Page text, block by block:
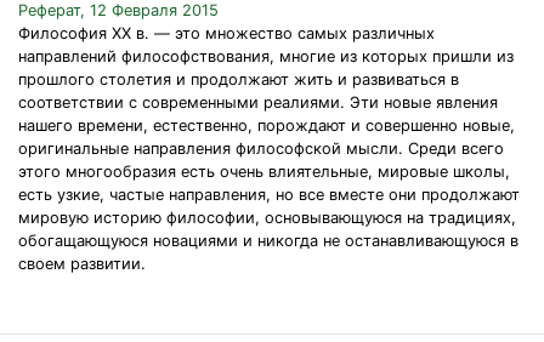
Реферат, 12 Февраля 2015
Философия XX в. — это множество самых различных
направлений философствования, многие из которых пришли из
прошлого столетия и продолжают жить и развиваться в
соответствии с современными реалиями. Эти новые явления
нашего времени, естественно, порождают и совершенно новые,
оригинальные направления философской мысли. Среди всего
этого многообразия есть очень влиятельные, мировые школы,
есть узкие, частые направления, но все вместе они продолжают
мировую историю философии, основывающуюся на традициях,
обогащающуюся новациями и никогда не останавливающуюся в
своем развитии.